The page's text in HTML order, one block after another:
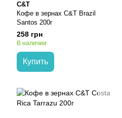
C&T
Кофе в зернах C&T Brazil
Santos 200г
258 грн
В наличии
Купить